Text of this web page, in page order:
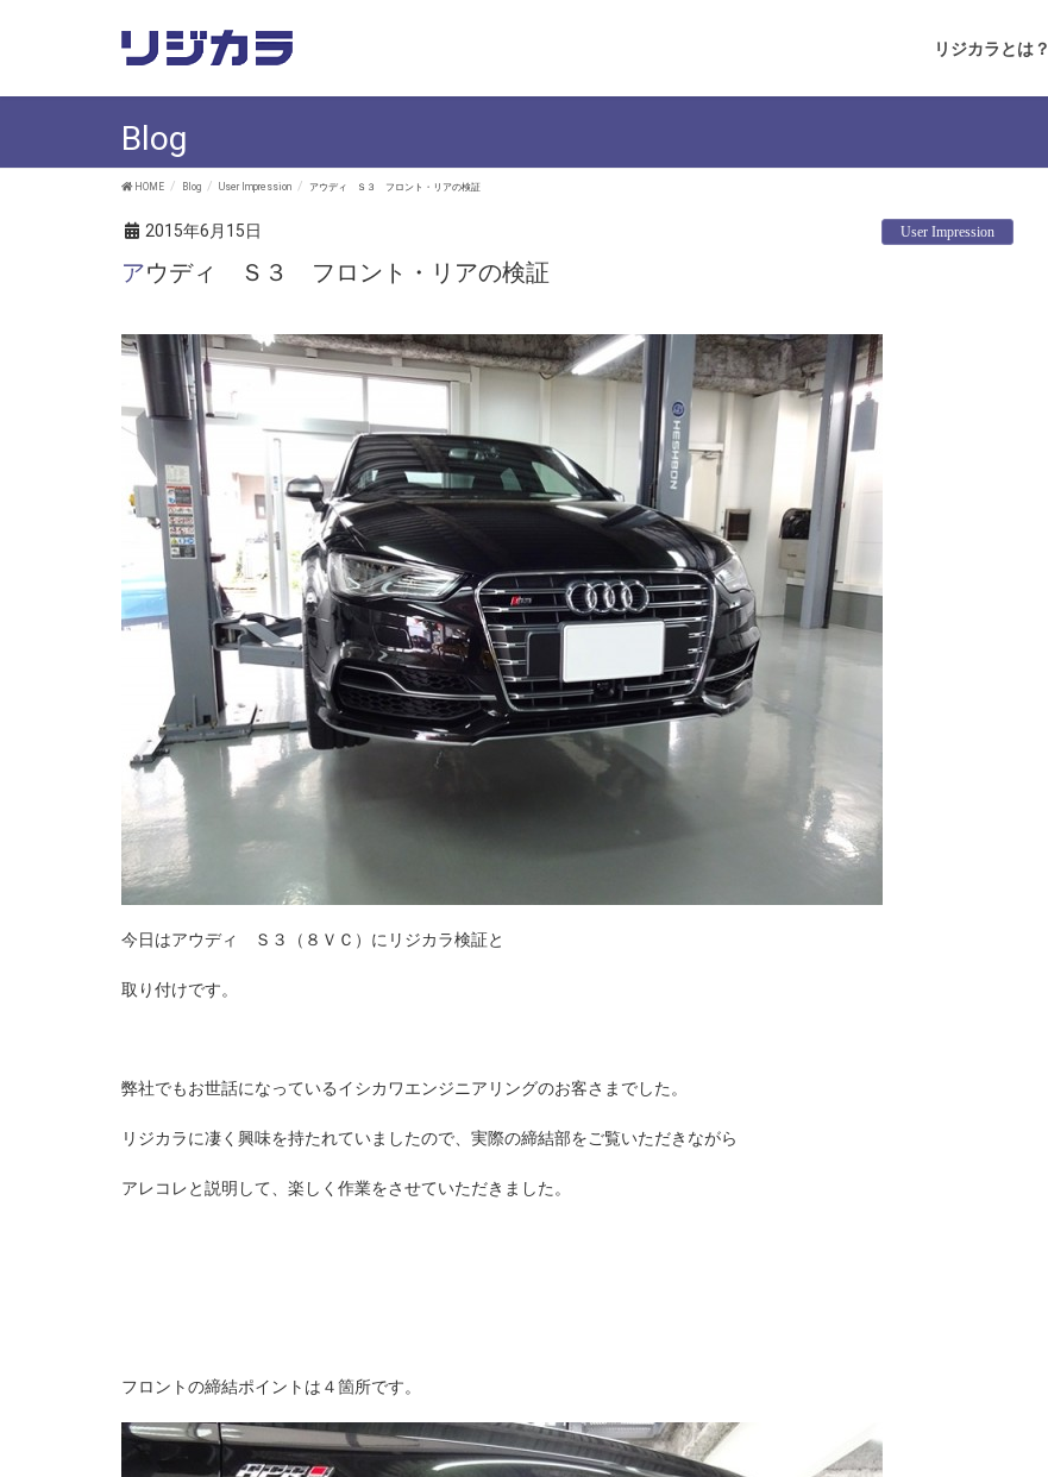
リジカラとは？
Blog
HOME Blog User Impression アウディ Ｓ３ フロント・リアの検証
2015年6月15日 User Impression
アウディ Ｓ３ フロント・リアの検証
今日はアウディ Ｓ３（８ＶＣ）にリジカラ検証と
取り付けです。
弊社でもお世話になっているイシカワエンジニアリングのお客さまでした。
リジカラに凄く興味を持たれていましたので、実際の締結部をご覧いただきながら
アレコレと説明して、楽しく作業をさせていただきました。
フロントの締結ポイントは４箇所です。